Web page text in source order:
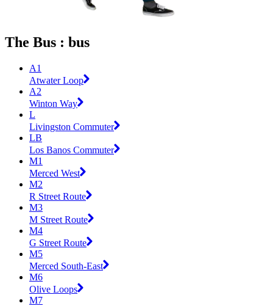
The Bus : bus
A1
Atwater Loop
A2
Winton Way
L
Livingston Commuter
LB
Los Banos Commuter
M1
Merced West
M2
R Street Route
M3
M Street Route
M4
G Street Route
M5
Merced South-East
M6
Olive Loops
M7